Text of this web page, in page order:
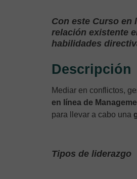
Con este Curso en
relación existente
habilidades
Descripción
Mediar en conflictos,
en línea de
para llevar a cabo una
Tipos de liderazgo